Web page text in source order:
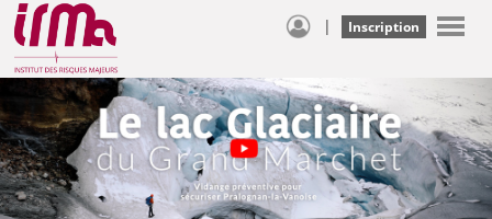
| Inscription